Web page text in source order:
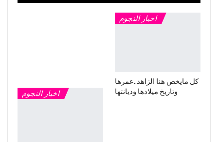
اخبار النجوم
اخبار النجوم
كل مايخص هنا الزاهد..عمرها
وتاريخ ميلادها وديانتها